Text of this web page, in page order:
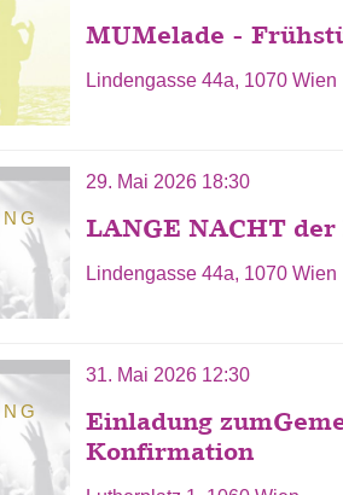
MUMelade -
Lindengasse 44a, 1070 Wien
29. Mai 2026 18:30
LANGE NACHT
Lindengasse 44a, 1070 Wien
31. Mai 2026 12:30
Einladung
Konfirmation